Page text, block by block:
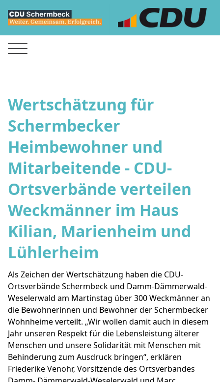
Wertschätzung für
Schermbecker
Heimbewohner und
Mitarbeitende - CDU-
Ortsverbände verteilen
Weckmänner im Haus
Kilian, Marienheim und
Lühlerheim
Als Zeichen der Wertschätzung haben die CDU-
Ortsverbände Schermbeck und Damm-Dämmerwald-
Weselerwald am Martinstag über 300 Weckmänner an
die Bewohnerinnen und Bewohner der Schermbecker
Wohnheime verteilt. „Wir wollen damit auch in diesem
Jahr unseren Respekt für die Lebensleistung älterer
Menschen und unsere Solidarität mit Menschen mit
Behinderung zum Ausdruck bringen“, erklären
Friederike Venohr, Vorsitzende des Ortsverbandes